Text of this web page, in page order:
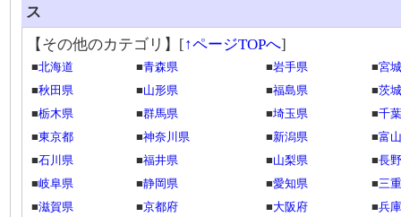
ス
【その他のカテゴリ】 [↑ページTOPへ]
■北海道 ■青森県 ■岩手県 ■宮
■秋田県 ■山形県 ■福島県 ■茨
■栃木県 ■群馬県 ■埼玉県 ■千
■東京都 ■神奈川県 ■新潟県 ■富
■石川県 ■福井県 ■山梨県 ■長
■岐阜県 ■静岡県 ■愛知県 ■三
■滋賀県 ■京都府 ■大阪府 ■兵